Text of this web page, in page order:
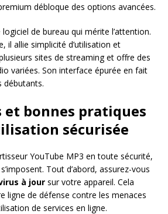
débloque des options avancées.
de bureau qui mérite l’attention.
il allie simplicité d’utilisation et
sites de streaming et offre des
variées. Son interface épurée en fait
débutants.
et bonnes pratiques
sécurisée
YouTube MP3 en toute sécurité,
Tout d’abord, assurez-vous
à jour sur votre appareil. Cela
ligne de défense contre les menaces
de services en ligne.